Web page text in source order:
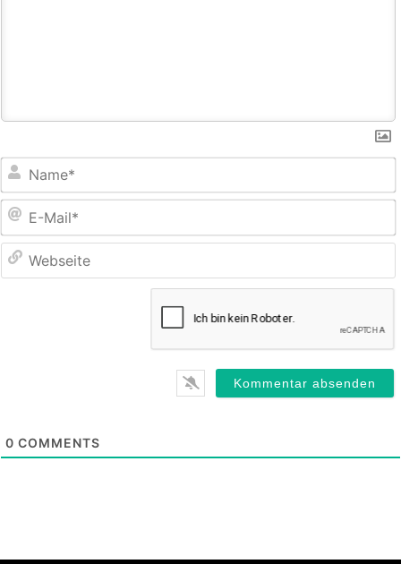
0 COMMENTS